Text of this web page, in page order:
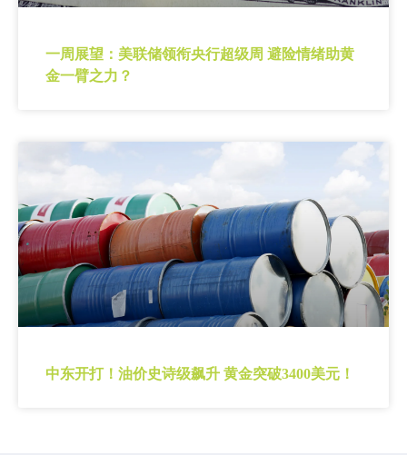
一周展望：美联储领衔央行超级周 避险情绪助黄
金一臂之力？
中东开打！油价史诗级飙升 黄金突破3400美元！